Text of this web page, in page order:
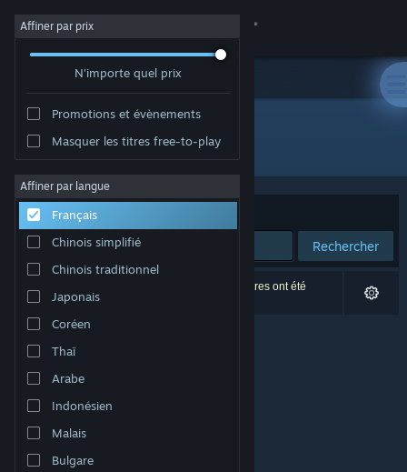
Se connecter
Magasin
À propos
Support
Changer la langue
Télécharger l'application mobile Steam
Voir version ordi. du site
Affiner par prix
N'importe quel prix
Promotions et évènements
Masquer les titres free-to-play
Affiner par langue
Français
Chinois simplifié
Chinois traditionnel
Japonais
Coréen
Thaï
Arabe
Indonésien
Malais
Bulgare
Développement : Luski Game Studio
Trier par Pertinence
Rechercher
0 résultats correspondent à votre recherche. 3 titres ont été
exclus selon vos préférences.